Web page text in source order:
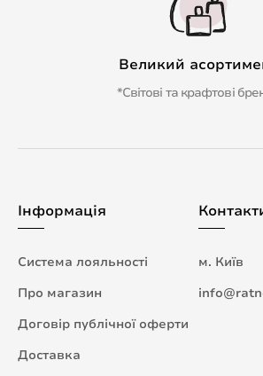
Великий
*Світові та крафтові
Інформація
Система лояльності
Про магазин
Договір публічної оферти
Доставка
м. Київ